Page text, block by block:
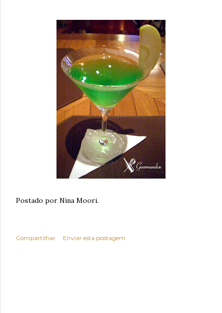
Postado por Nina Moori.
Compartilhar Enviar esta postagem